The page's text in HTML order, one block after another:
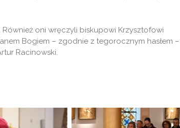
oni wręczyli biskupowi Krzysztofowi
Bogiem – zgodnie z tegorocznym hasłem –
Racinowski.